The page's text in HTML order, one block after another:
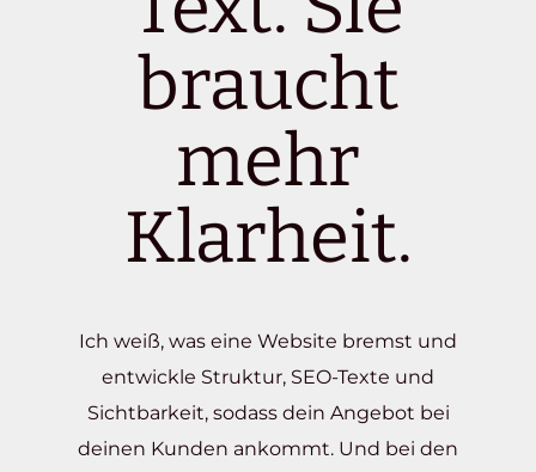
braucht
mehr
Klarheit.
Ich weiß, was eine Website bremst und
entwickle Struktur, SEO-Texte und
Sichtbarkeit, sodass dein Angebot bei
deinen Kunden ankommt. Und bei den